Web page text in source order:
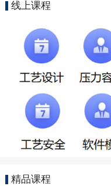
线上课程
精品课程